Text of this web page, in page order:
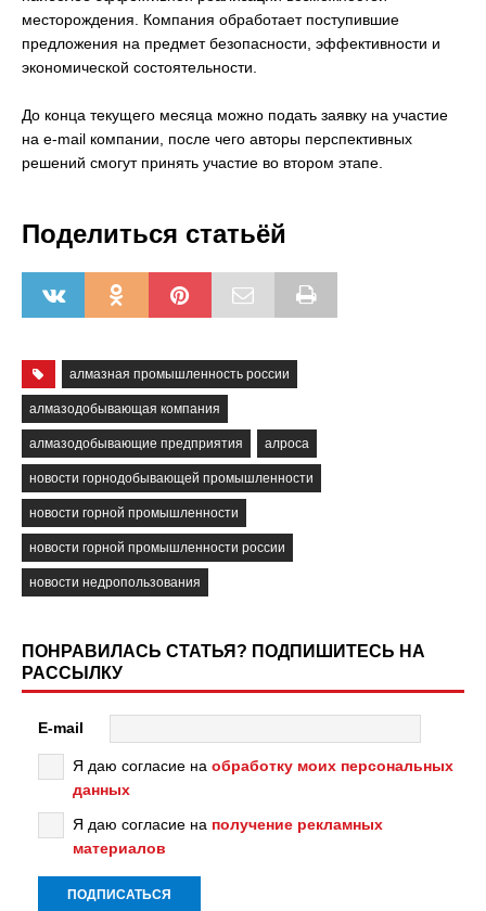
месторождения. Компания обработает поступившие
предложения на предмет безопасности, эффективности и
экономической состоятельности.
До конца текущего месяца можно подать заявку на участие
на e-mail компании, после чего авторы перспективных
решений смогут принять участие во втором этапе.
Поделиться статьёй
алмазная промышленность россии
алмазодобывающая компания
алмазодобывающие предприятия алроса
новости горнодобывающей промышленности
новости горной промышленности
новости горной промышленности россии
новости недропользования
ПОНРАВИЛАСЬ СТАТЬЯ? ПОДПИШИТЕСЬ НА
РАССЫЛКУ
E-mail
Я даю согласие на обработку моих персональных
данных
Я даю согласие на получение рекламных
материалов